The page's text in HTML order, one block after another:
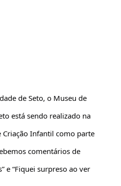
de Seto, o Museu de
está sendo realizado na
Criação Infantil como parte
comentários de
e “Fiquei surpreso ao ver